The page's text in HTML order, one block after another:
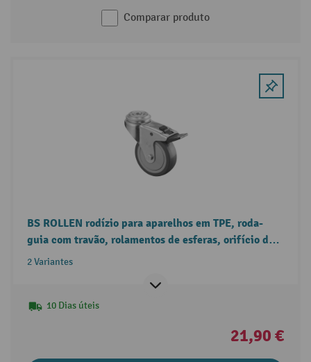
Comparar produto
BS ROLLEN rodízio para aparelhos em TPE, roda-
guia com travão, rolamentos de esferas, orifício de
passagem
2 Variantes
10 Dias úteis
21,90 €